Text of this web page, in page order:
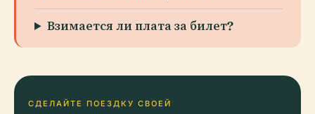
Взимается ли плата за билет?
СДЕЛАЙТЕ ПОЕЗДКУ СВОЕЙ